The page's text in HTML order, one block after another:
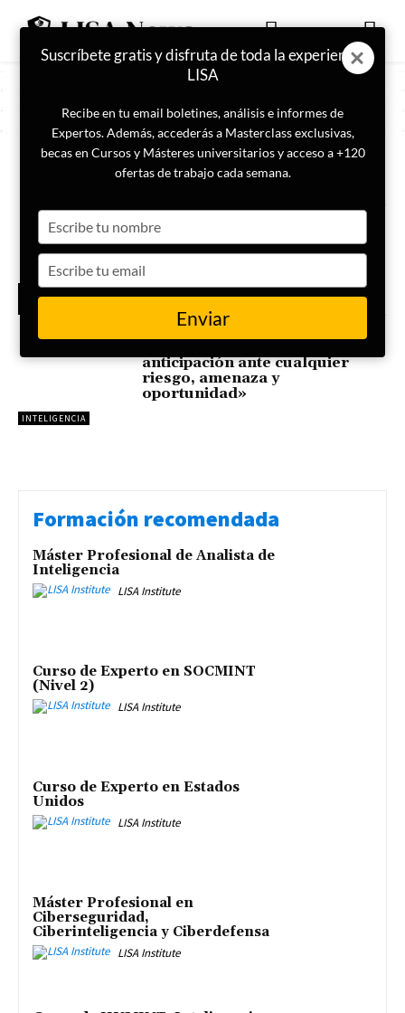
ETIQUETA
Actores
ESPECIAL
INTERVENCIÓN
Venezuela: mapa de actores
con capacidad real de
influencia en el poder
INTELIGENCIA
Daniel Villegas: «El gran valor
anticipación ante cualquier
riesgo, amenaza y
oportunidad»
Formación recomendada
Máster Profesional de Analista de
Inteligencia
LISA Institute
Curso de Experto en SOCMINT
(Nivel 2)
LISA Institute
Curso de Experto en Estados
Unidos
LISA Institute
Máster Profesional en
Ciberseguridad,
Ciberinteligencia y Ciberdefensa
LISA Institute
Suscríbete gratis y disfruta de toda la experiencia
LISA
Recibe en tu email boletines, análisis e informes de
Expertos. Además, accederás a Masterclass exclusivas,
becas en Cursos y Másteres universitarios y acceso a +120
ofertas de trabajo cada semana.
your
name
your
email
Enviar